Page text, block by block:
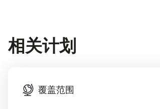
相关计划
覆盖范围